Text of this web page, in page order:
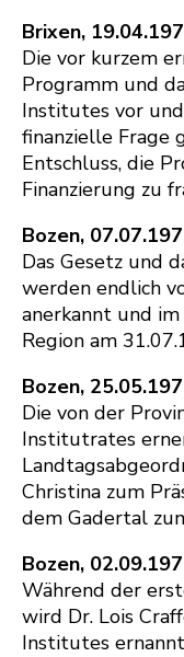
Brixen,
Die vor kurzem
Programm und
Institutes vor
finanzielle Frage
Entschluss, die
Finanzierung zu
Bozen,
Das Gesetz und
werden endlich
anerkannt und
Region am
Bozen,
Die von der
Institutrates
Christina zum
dem Gadertal
Bozen,
Während der
wird Dr. Lois
Institutes